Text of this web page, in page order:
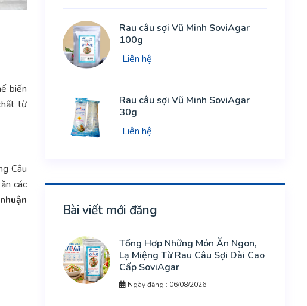
biến
từ
Câu
các
Rau câu sợi Vũ Minh SoviAgar
100g
Liên hệ
Rau câu sợi Vũ Minh SoviAgar
30g
Liên hệ
Bài viết mới đăng
Tổng Hợp Những Món Ăn Ngon,
Lạ Miệng Từ Rau Câu Sợi Dài Cao
Cấp SoviAgar
Ngày đăng : 06/08/2026